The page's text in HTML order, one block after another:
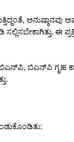
ಅನುಷ್ಠಾನವು
ಈ
ಬಿಎನ್‌ಪಿ, ಬಿಎನ್‌ಪಿ